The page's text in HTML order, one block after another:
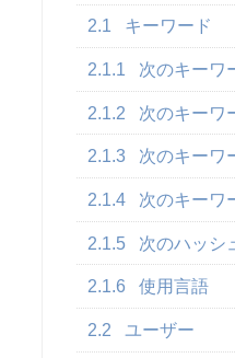
2.1 キーワード
2.1.1 次のキーワ
2.1.2 次のキーワ
2.1.3 次のキーワ
2.1.4 次のキーワ
2.1.5 次のハッシ
2.1.6 使用言語
2.2 ユーザー